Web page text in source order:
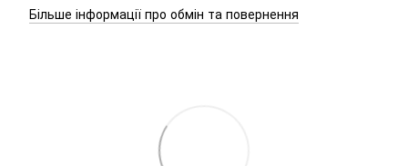
Більше інформації про обмін та повернення